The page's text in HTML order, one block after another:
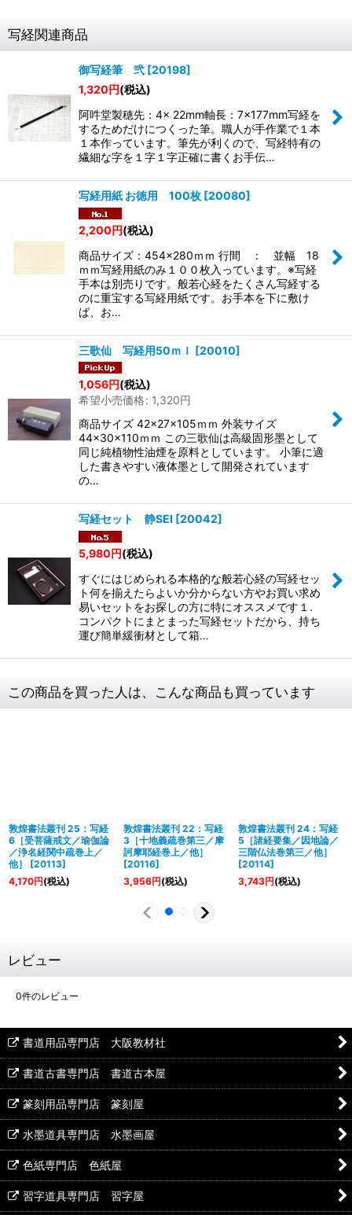
写経関連商品
御写経筆 弐 [20198]
1,320円(税込)
阿吽堂製穂先：4× 22mm軸長：7×177mm写経を
するためだけにつくった筆。職人が手作業で１本
１本作っています。筆先が利くので、写経特有の
繊細な字を１字１字正確に書くお手伝…
写経用紙 お徳用 100枚 [20080]
2,200円(税込)
商品サイズ：454×280ｍｍ 行間 ： 並幅 18
ｍｍ写経用紙のみ１００枚入っています。※写経
手本は別売りです。般若心経をたくさん写経する
のに重宝する写経用紙です。お手本を下に敷け
ば、お…
三歌仙 写経用50ｍｌ [20010]
1,056円(税込)
希望小売価格: 1,320円
商品サイズ 42×27×105ｍｍ 外装サイズ
44×30×110ｍｍ この三歌仙は高級固形墨として
同じ純植物性油煙を原料としています。 小筆に適
した書きやすい液体墨として開発されています
の…
写経セット 静SEI [20042]
5,980円(税込)
すぐにはじめられる本格的な般若心経の写経セッ
ト何を揃えたらよいか分からない方やお買い求め
易いセットをお探しの方に特にオススメです１.
コンパクトにまとまった写経セットだから、持ち
運び簡単緩衝材として箱…
この商品を買った人は、こんな商品も買っています
敦煌書法叢刊 25：写経
6［受菩薩戒文／瑜伽論
／浄名経関中疏巻上／
他］
[20113]
4,170円(税込)
敦煌書法叢刊 22：写経
3［十地義疏巻第三／摩
訶摩耶経巻上／他］
[20116]
3,956円(税込)
敦煌書法叢刊 24：写経
5［諸経要集／因地論／
三階仏法巻第三／他］
[20114]
3,743円(税込)
レビュー
0件のレビュー
書道用品専門店 大阪教材社
書道古書専門店 書道古本屋
篆刻用品専門店 篆刻屋
水墨道具専門店 水墨画屋
色紙専門店 色紙屋
習字道具専門店 習字屋